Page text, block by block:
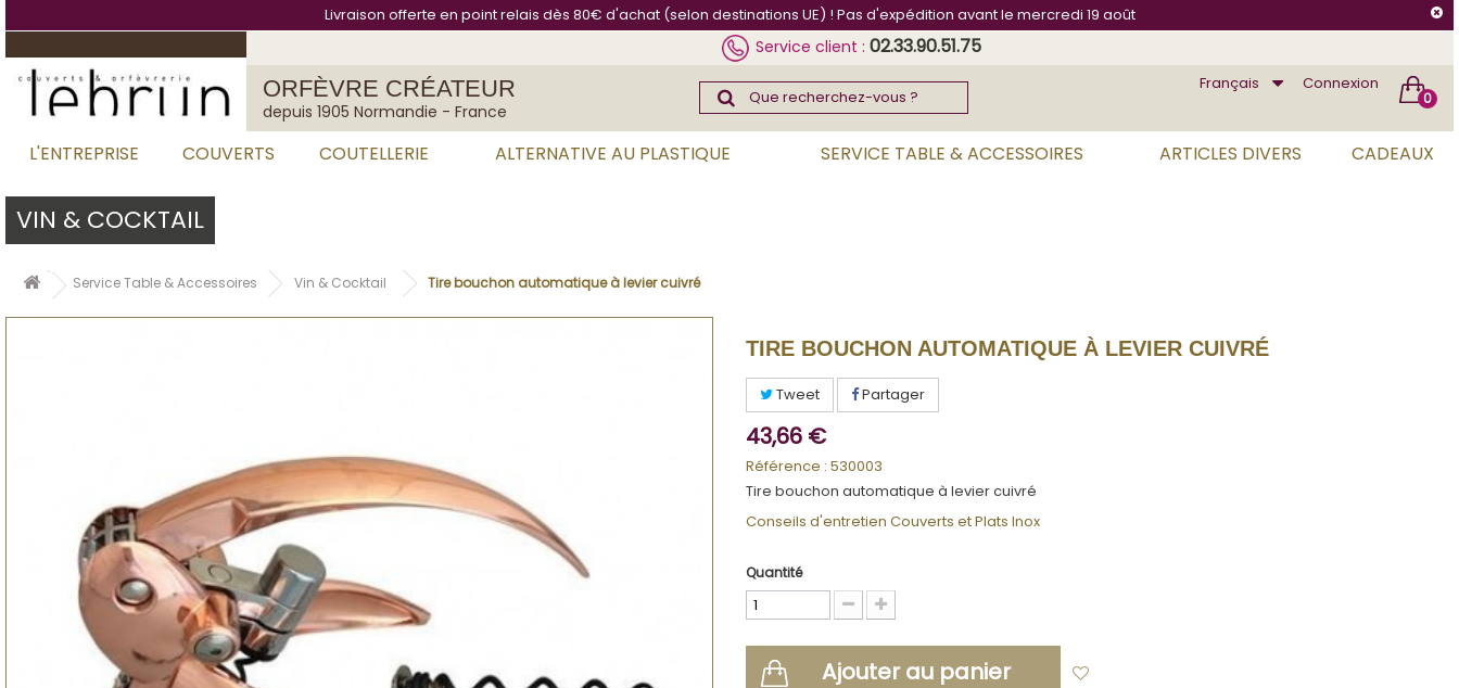
Livraison offerte en point relais dès 80€ d'achat (selon destinations UE) ! Pas d'expédition avant le mercredi 19 août
Service client :02.33.90.51.75
ORFÈVRE CRÉATEUR
depuis 1905 Normandie - France
0
Connexion
Français
L'ENTREPRISE COUVERTS COUTELLERIE ALTERNATIVE AU PLASTIQUE SERVICE TABLE & ACCESSOIRES ARTICLES DIVERS CADEAUX
VIN & COCKTAIL
Service Table & Accessoires Vin & Cocktail Tire bouchon automatique à levier cuivré
TIRE BOUCHON AUTOMATIQUE À LEVIER CUIVRÉ
Tweet Partager
43,66 €
Référence : 530003
Tire bouchon automatique à levier cuivré
Conseils d'entretien Couverts et Plats Inox
Quantité
Ajouter au panier